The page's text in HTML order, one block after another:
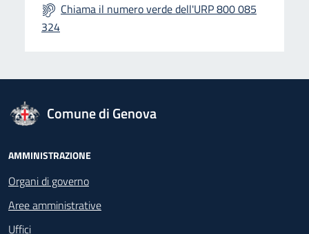
Chiama il numero verde dell'URP 800 085
324
logo Unione Europea
Comune di Genova
Footer - Navigazione
AMMINISTRAZIONE
Organi di governo
Aree amministrative
Uffici